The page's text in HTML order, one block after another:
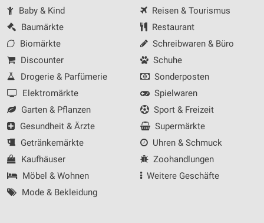
Baby & Kind
Baumärkte
Biomärkte
Discounter
Drogerie & Parfümerie
Elektromärkte
Garten & Pflanzen
Gesundheit & Ärzte
Getränkemärkte
Kaufhäuser
Möbel & Wohnen
Mode & Bekleidung
Reisen & Tourismus
Restaurant
Schreibwaren & Büro
Schuhe
Sonderposten
Spielwaren
Sport & Freizeit
Supermärkte
Uhren & Schmuck
Zoohandlungen
Weitere Geschäfte